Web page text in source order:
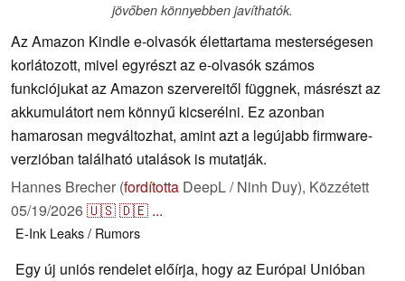
jövőben könnyebben javíthatók.
Az Amazon Kindle e-olvasók élettartama mesterségesen
korlátozott, mivel egyrészt az e-olvasók számos
funkciójukat az Amazon szervereitől függnek, másrészt az
akkumulátort nem könnyű kicserélni. Ez azonban
hamarosan megváltozhat, amint azt a legújabb firmware-
verzióban található utalások is mutatják.
Hannes Brecher (fordította DeepL / Ninh Duy), Közzétett
05/19/2026🇺🇸🇩🇪 ...
E-Ink Leaks / Rumors
Egy új uniós rendelet előírja, hogy az Európai Unióban